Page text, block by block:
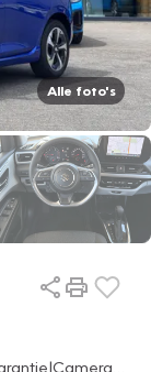
Alle foto's